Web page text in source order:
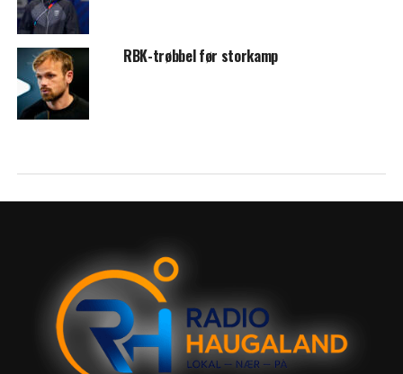
RBK-trøbbel før storkamp